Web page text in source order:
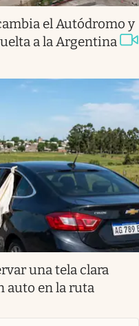
el Autódromo y
a la Argentina
una tela clara
auto en la ruta